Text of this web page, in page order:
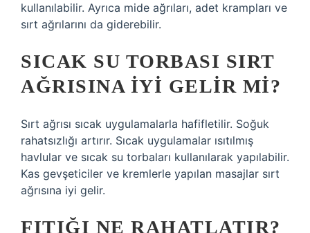
kullanılabilir. Ayrıca mide ağrıları, adet krampları ve
sırt ağrılarını da giderebilir.
SICAK SU TORBASI SIRT
AĞRISINA IYI GELIR MI?
Sırt ağrısı sıcak uygulamalarla hafifletilir. Soğuk
rahatsızlığı artırır. Sıcak uygulamalar ısıtılmış
havlular ve sıcak su torbaları kullanılarak yapılabilir.
Kas gevşeticiler ve kremlerle yapılan masajlar sırt
ağrısına iyi gelir.
FITIĞI NE RAHATLATIR?